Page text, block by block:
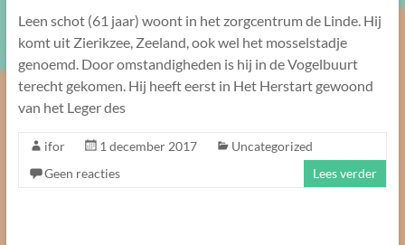
Leen schot (61 jaar) woont in het zorgcentrum de Linde. Hij
komt uit Zierikzee, Zeeland, ook wel het mosselstadje
genoemd. Door omstandigheden is hij in de Vogelbuurt
terecht gekomen. Hij heeft eerst in Het Herstart gewoond
van het Leger des
ifor 1 december 2017
Uncategorized
Geen reacties
Lees verder